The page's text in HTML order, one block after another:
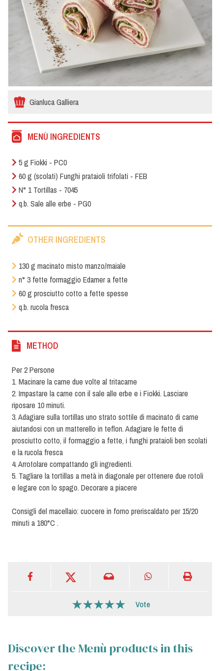
Gianluca Galliera
MENÙ INGREDIENTS
5 g Fiokki - PC0
60 g (scolati) Funghi prataioli trifolati - FEB
N° 1 Tortillas - 7045
q.b. Sale alle erbe - PG0
OTHER INGREDIENTS
130 g macinato misto manzo/maiale
n° 3 fette formaggio Edamer a fette
60 g prosciutto cotto a fette spesse
q.b. rucola fresca
METHOD
Per 2 Persone
1. Macinare la carne due volte al tritacarne
2. Impastare la carne con il sale alle erbe e i Fiokki. Lasciare
riposare 10 minuti.
3. Adagiare sulla tortillas uno strato sottile di macinato di carne
aiutandosi con un matterello in teflon. Adagiare le fette di
prosciutto cotto, il formaggio a fette, i funghi prataioli ben scolati
e la rucola fresca
4. Arrotolare compattando gli ingredienti.
5. Tagliare la tortillas a metà in diagonale per ottenere due rotoli
e legare con lo spago. Decorare a piacere
Consigli del macellaio: cuocere in forno preriscaldato per 15/20
minuti a 180°C .
Vote
Discover the Menù products in this
recipe: